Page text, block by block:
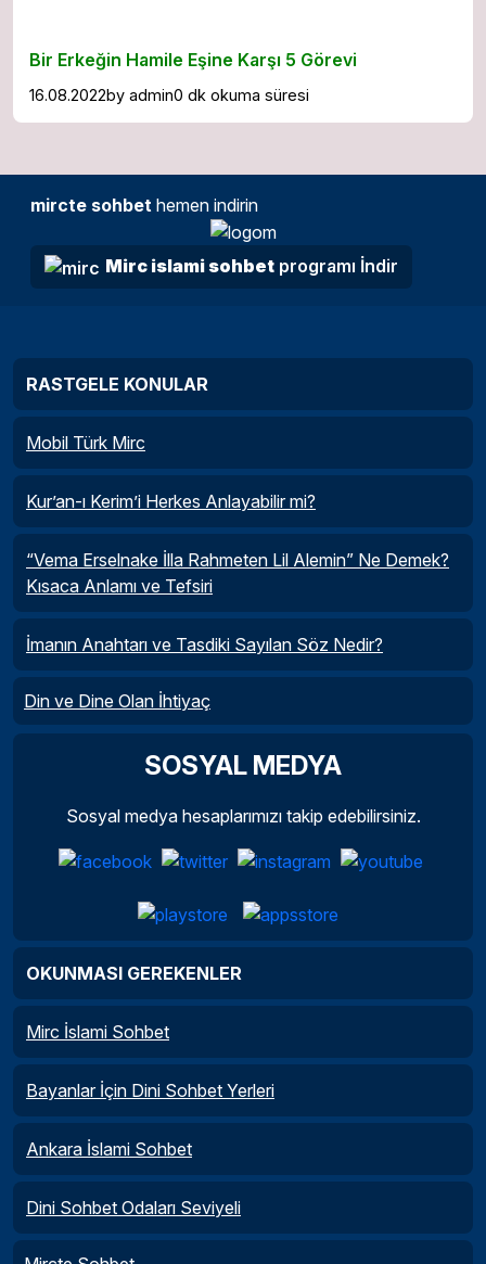
Bir Erkeğin Hamile Eşine Karşı 5 Görevi
16.08.2022by admin0 dk okuma süresi
mircte sohbet hemen indirin
Mirc islami sohbet programı İndir
RASTGELE KONULAR
Mobil Türk Mirc
Kur’an-ı Kerim’i Herkes Anlayabilir mi?
“Vema Erselnake İlla Rahmeten Lil Alemin” Ne Demek?
Kısaca Anlamı ve Tefsiri
İmanın Anahtarı ve Tasdiki Sayılan Söz Nedir?
Din ve Dine Olan İhtiyaç
SOSYAL MEDYA
Sosyal medya hesaplarımızı takip edebilirsiniz.
OKUNMASI GEREKENLER
Mirc İslami Sohbet
Bayanlar İçin Dini Sohbet Yerleri
Ankara İslami Sohbet
Dini Sohbet Odaları Seviyeli